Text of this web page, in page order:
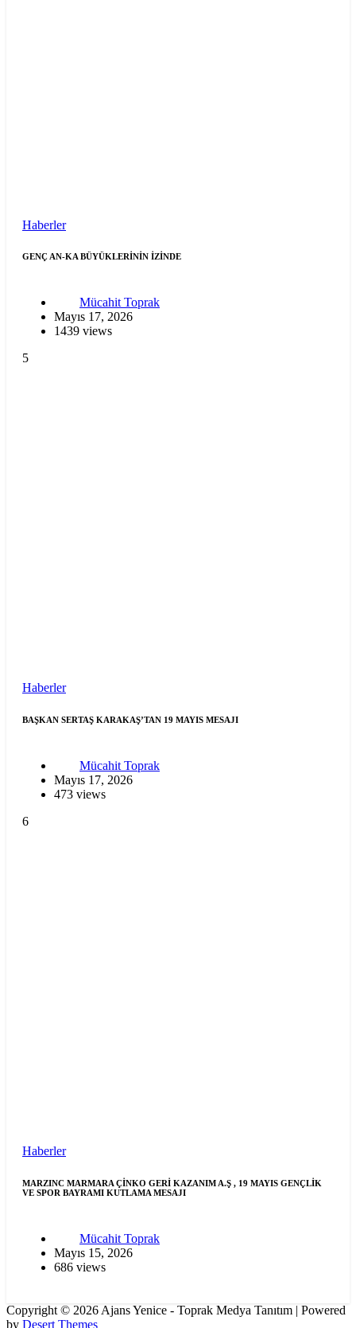
Haberler
GENÇ AN-KA BÜYÜKLERİNİN İZİNDE
Mücahit Toprak
Mayıs 17, 2026
1439 views
5
Haberler
BAŞKAN SERTAŞ KARAKAŞ’TAN 19 MAYIS MESAJI
Mücahit Toprak
Mayıs 17, 2026
473 views
6
Haberler
MARZINC MARMARA ÇİNKO GERİ KAZANIM A.Ş , 19 MAYIS GENÇLİK
VE SPOR BAYRAMI KUTLAMA MESAJI
Mücahit Toprak
Mayıs 15, 2026
686 views
Copyright © 2026 Ajans Yenice - Toprak Medya Tanıtım | Powered
by Desert Themes